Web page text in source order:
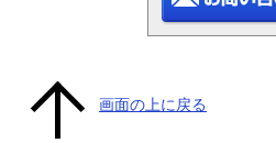
画面の上に戻る